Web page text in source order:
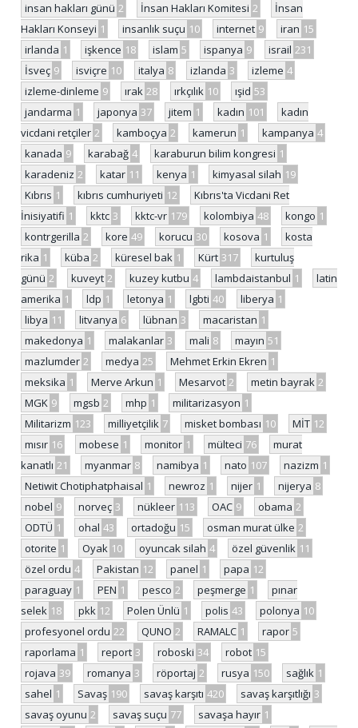
insan hakları günü 2 İnsan Hakları Komitesi 2
İnsan
Hakları Konseyi 1 insanlık suçu 10 internet 9 iran 15
irlanda 1 işkence 18 islam 5 ispanya 9 israil 231
İsveç 9 isviçre 10 italya 8 izlanda 3 izleme 4
izleme-dinleme 9 ırak 28 ırkçılık 10 ışid 53
jandarma 1 japonya 37 jitem 1 kadın 101
kadın
vicdani retçiler 2 kamboçya 2 kamerun 1 kampanya 4
kanada 9 karabağ 4 karaburun bilim kongresi 1
karadeniz 2 katar 11 kenya 1 kimyasal silah 19
Kıbrıs 1 kıbrıs cumhuriyeti 12
Kıbrıs'ta Vicdani Ret
İnisiyatifi 1 kktc 3 kktc-vr 179 kolombiya 48 kongo 1
kontrgerilla 2 kore 49 korucu 30 kosova 1
kosta
rika 1 küba 2 küresel bak 1 Kürt 317
kurtuluş
günü 2 kuveyt 2 kuzey kutbu 4 lambdaistanbul 1
latin
amerika 1 ldp 1 letonya 1 lgbti 40 liberya 1
libya 11 litvanya 6 lübnan 3 macaristan 1
makedonya 1 malakanlar 3 mali 8 mayın 51
mazlumder 2 medya 25 Mehmet Erkin Ekren 1
meksika 1 Merve Arkun 1 Mesarvot 2 metin bayrak 2
MGK 9 mgsb 2 mhp 1 militarizasyon 1
Militarizm 123 milliyetçilik 7 misket bombası 10 MİT 12
mısır 16 mobese 1 monitor 1 mülteci 76
murat
kanatlı 21 myanmar 8 namibya 1 nato 107 nazizm 1
Netiwit Chotiphatphaisal 1 newroz 1 nijer 1 nijerya 8
nobel 9 norveç 3 nükleer 113 OAC 9 obama 2
ODTÜ 1 ohal 43 ortadoğu 15 osman murat ülke 2
otorite 1 Oyak 10 oyuncak silah 4 özel güvenlik 11
özel ordu 4 Pakistan 12 panel 1 papa 12
paraguay 1 PEN 1 pesco 2 peşmerge 1
pınar
selek 18 pkk 12 Polen Ünlü 1 polis 43 polonya 10
profesyonel ordu 22 QUNO 2 RAMALC 1 rapor 5
raporlama 1 report 3 roboski 34 robot 15
rojava 39 romanya 3 röportaj 2 rusya 150 sağlık 1
sahel 1 Savaş 190 savaş karşıtı 420 savaş karşıtlığı 3
savaş oyunu 2 savaş suçu 77 savaşa hayır 1